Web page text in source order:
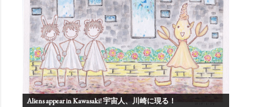
Aliens appear in Kawasaki! 宇宙人、川崎に現る！